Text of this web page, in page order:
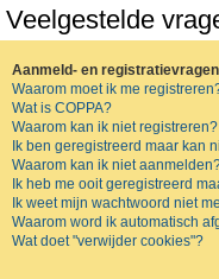
Veelgestelde
Aanmeld- en registratievragen
Waarom moet ik me
Wat is COPPA?
Waarom kan ik niet registreren?
Ik ben geregistreerd maar kan
Waarom kan ik niet
Ik heb me ooit geregistreerd
Ik weet mijn wachtwoord niet
Waarom word ik automatisch
Wat doet "verwijder cookies"?